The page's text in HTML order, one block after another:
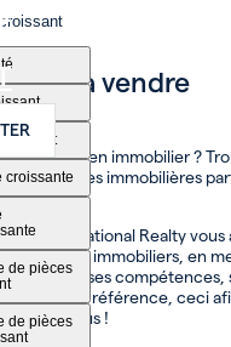
croissante
de pièces
de pièces
à vendre
un bien immobilier ?
annonces immobilières
International Realty
vos projets immobiliers, en
réseau, ses compétences,
qui fait référence, ceci
chez vous !